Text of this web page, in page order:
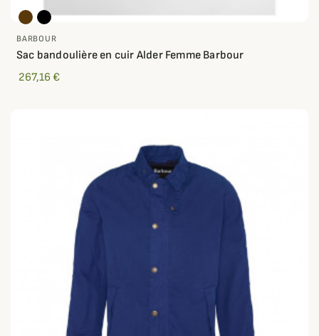
BARBOUR
Sac bandoulière en cuir Alder Femme Barbour
267,16 €